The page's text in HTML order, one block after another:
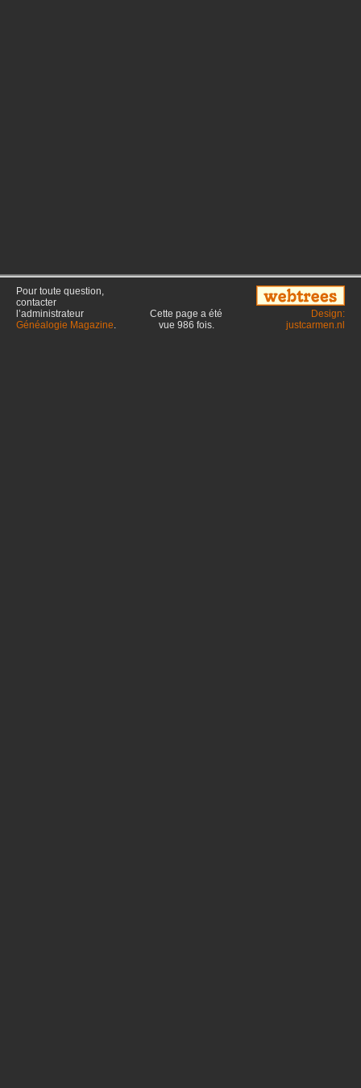
Pour toute question,
contacter
l’administrateur
Généalogie Magazine.
Cette page a été
vue 986 fois.
Design:
justcarmen.nl